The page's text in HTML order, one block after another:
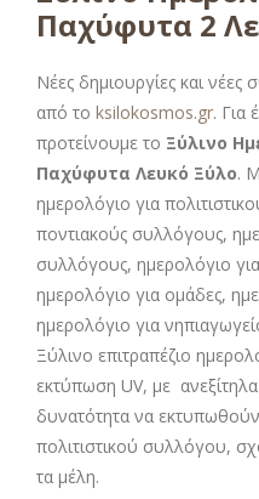
Παχύφυτα 2
Νέες δημιουργίες και
από το ksilokosmos.gr. Για
προτείνουμε το Ξύλινο
Παχύφυτα Λευκό Ξύλο.
ημερολόγιο για
ποντιακούς συλλόγους,
συλλόγους, ημερολόγιο
ημερολόγιο για ομάδες,
ημερολόγιο για
Ξύλινο επιτραπέζιο
εκτύπωση UV, με
δυνατότητα να
πολιτιστικού συλλόγου,
τα μέλη.